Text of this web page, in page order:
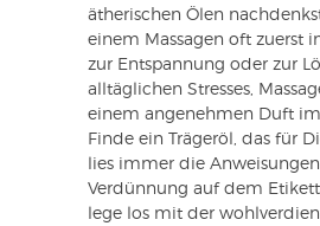
ätherischen Ölen
einem Massagen oft zuerst
zur Entspannung oder zur
alltäglichen Stresses,
einem angenehmen Duft
Finde ein Trägeröl, das für
lies immer die
Verdünnung auf dem
lege los mit der